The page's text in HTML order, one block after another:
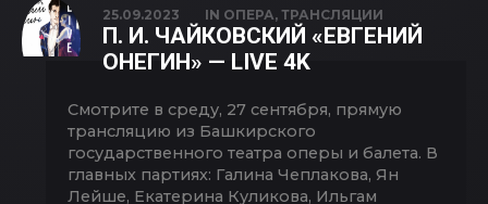
25.09.2023 IN ОПЕРА,ТРАНСЛЯЦИИ
П. И. ЧАЙКОВСКИЙ «ЕВГЕНИЙ
ОНЕГИН» — LIVE 4K
Смотрите в среду, 27 сентября, прямую
трансляцию из Башкирского
государственного театра оперы и балета. В
главных партиях: Галина Чеплакова, Ян
Лейше, Екатерина Куликова, Ильгам